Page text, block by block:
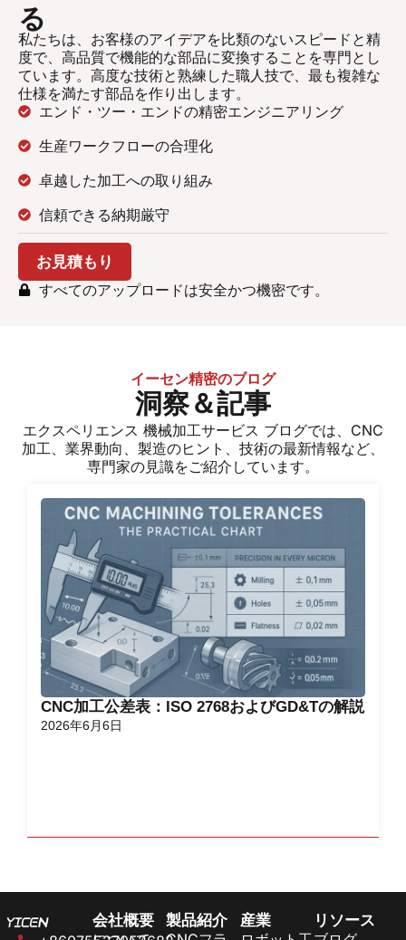
る
私たちは、お客様のアイデアを比類のないスピードと精
度で、高品質で機能的な部品に変換することを専門とし
ています。高度な技術と熟練した職人技で、最も複雑な
仕様を満たす部品を作り出します。
エンド・ツー・エンドの精密エンジニアリング
生産ワークフローの合理化
卓越した加工への取り組み
信頼できる納期厳守
お見積もり
すべてのアップロードは安全かつ機密です。
イーセン精密のブログ
洞察＆記事
エクスペリエンス 機械加工サービス ブログでは、CNC
加工、業界動向、製造のヒント、技術の最新情報など、
専門家の見識をご紹介しています。
CNC加工公差表：ISO 2768およびGD&Tの解説
2026年6月6日
会社概要
製品紹介
産業
リソース